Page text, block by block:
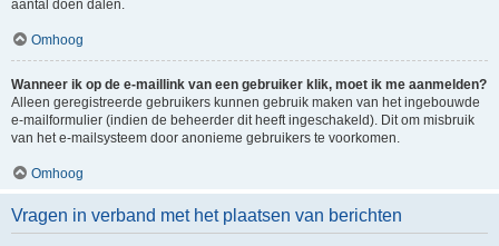
aantal doen dalen.
Omhoog
Wanneer ik op de e-maillink van een gebruiker klik, moet ik me aanmelden?
Alleen geregistreerde gebruikers kunnen gebruik maken van het ingebouwde
e-mailformulier (indien de beheerder dit heeft ingeschakeld). Dit om misbruik
van het e-mailsysteem door anonieme gebruikers te voorkomen.
Omhoog
Vragen in verband met het plaatsen van berichten